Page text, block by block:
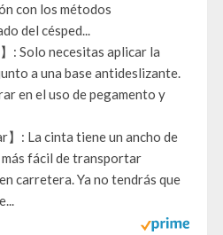
con los métodos
del césped...
: Solo necesitas aplicar la
a una base antideslizante.
en el uso de pegamento y
】: La cinta tiene un ancho de
más fácil de transportar
carretera. Ya no tendrás que